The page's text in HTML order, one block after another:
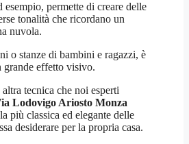
esempio, permette di creare delle
tonalità che ricordano un
nuvola.
o stanze di bambini e ragazzi, è
grande effetto visivo.
tecnica che noi esperti
Lodovigo Ariosto Monza
più classica ed elegante delle
desiderare per la propria casa.